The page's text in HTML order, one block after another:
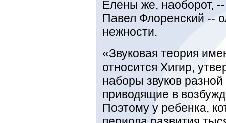
Елены же, наоборот,
Павел Флоренский --
нежности.
«Звуковая теория
относится Хигир,
наборы звуков
приводящие в
Поэтому у ребенка,